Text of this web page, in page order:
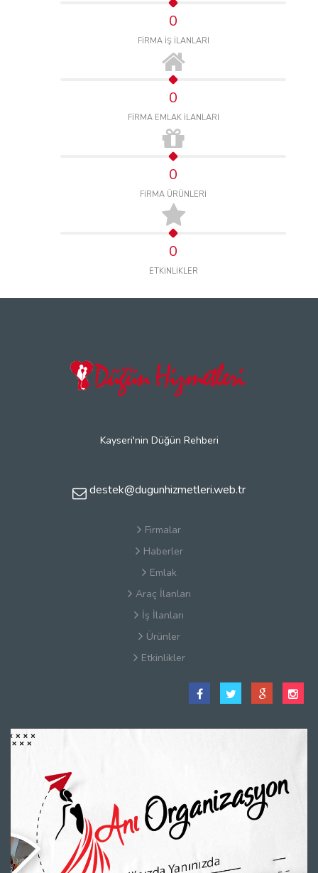
0
FİRMA İŞ İLANLARI
0
FİRMA EMLAK İLANLARI
0
FİRMA ÜRÜNLERİ
0
ETKİNLİKLER
Kayseri'nin Düğün Rehberi
destek@dugunhizmetleri.web.tr
Firmalar
Haberler
Emlak
Araç İlanları
İş İlanları
Ürünler
Etkinlikler
İletişim